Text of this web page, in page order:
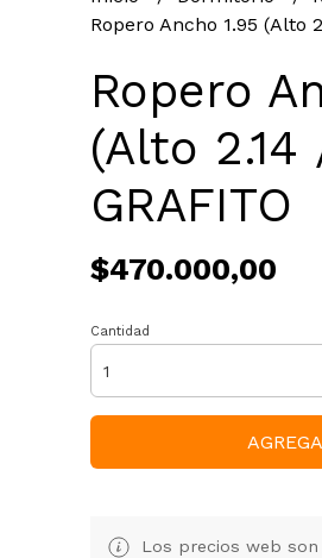
Ropero Ancho 1.95 (Alto
Ropero
(Alto
GRAFITO
$470.000,00
Cantidad
Los precios web